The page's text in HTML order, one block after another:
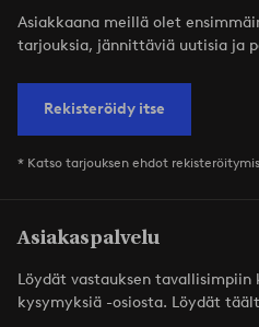
Asiakkaana meillä olet
tarjouksia, jännittäviä uutisia ja
Rekisteröidy itse
* Katso tarjouksen ehdot
Asiakaspalvelu
Löydät vastauksen tavallisimpiin
kysymyksiä -osiosta. Löydät